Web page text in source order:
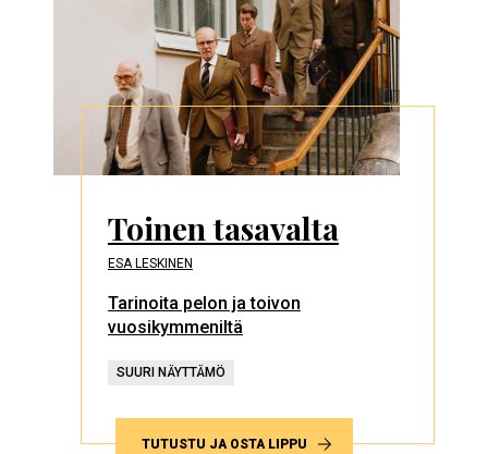
Toinen tasavalta
ESA LESKINEN
Tarinoita pelon ja toivon
vuosikymmeniltä
SUURI NÄYTTÄMÖ
TUTUSTU JA OSTA LIPPU